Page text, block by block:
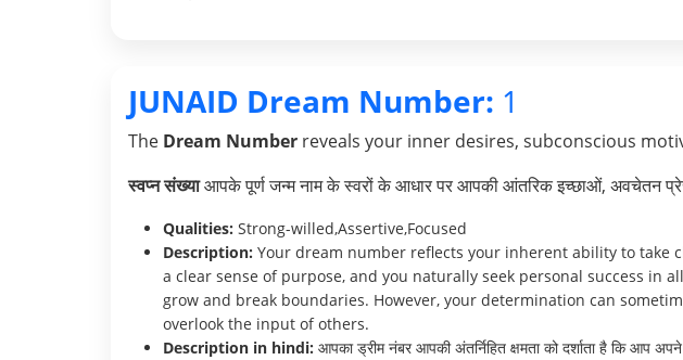
JUNAID Dream Number: 1
The Dream Number reveals your inner desires, subconscious
स्वप्न संख्याआपके पूर्ण जन्म नाम के स्वरों के आधार पर आपकी आंतरिक इच्छाओं, अवचेतन
Qualities: Strong-willed,Assertive,Focused
Description: Your dream number reflects your inherent ability to take
a clear sense of purpose, and you naturally seek personal success in
grow and break boundaries. However, your determination can
overlook the input of others.
Description in hindi: आपका ड्रीम नंबर आपकी अंतर्निहित क्षमता को दर्शाता है कि आप